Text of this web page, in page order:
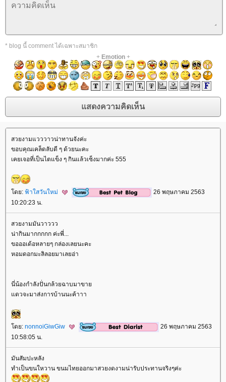
* blog นี้ comment ได้เฉพาะสมาชิก
+ Emotion+
สวยงามแวววาวน่าทานจังค่ะ
ขอบคุณเคล็ดลับดี ๆ ด้วยนะคะ
เคยเจอที่เป็นไตแข็ง ๆ กินแล้วเซ็งมากค่ะ 555
ดย: ฟ้าใสวันใหม่
26 พฤษภาคม 2563
10:20:23 น.
สวยงามมันวาววว
น่ากินมากกกกก ค่ะพี่...
ขอออเด้อหลายๆ กล่องเลยนะคะ
หอมดอกมะลิลอยมาเลยอ่า
นี่น้องกำลังปั่นกล้วยฉาบมาขา
ดวจะมาส่งการบ้านนะค้าาา
ดย: nonnoiGiwGiw
26 พฤษภาคม 2563
10:58:05 น.
มันสัมปะหลัง
ทำเป็นขนใหวาน ขนมไทยออกมาสวยงดงามน่ารับประทานจริงๆค่ะ